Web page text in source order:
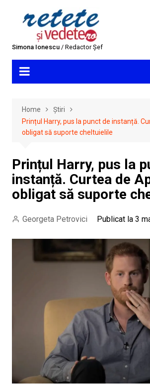
Simona Ionescu/ Redactor Șef
Home
Știri
Prințul Harry, pus la punct de instanță.
obligat să suporte cheltuielile
Prințul Harry, pus la
instanță. Curtea de
obligat să suporte
Georgeta Petrovici Publicat la 3